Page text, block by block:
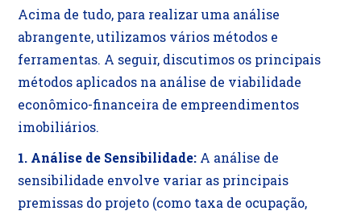
Acima de tudo, para realizar uma análise
abrangente, utilizamos vários métodos e
ferramentas. A seguir, discutimos os principais
métodos aplicados na análise de viabilidade
econômico-financeira de empreendimentos
imobiliários.
1. Análise de Sensibilidade: A análise de
sensibilidade envolve variar as principais
premissas do projeto (como taxa de ocupação,